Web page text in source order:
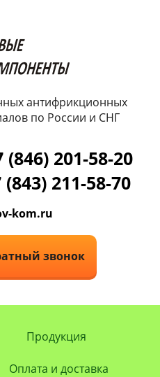
антифрикционных
по России и СНГ
201-58-20
211-58-70
kom.ru
звонок
Продукция
Оплата и доставка